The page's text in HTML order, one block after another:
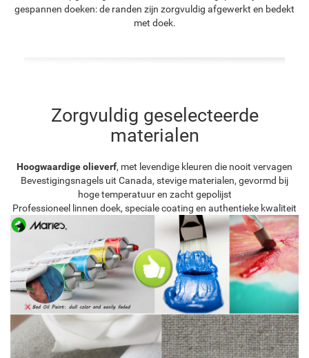
gespannen doeken: de randen zijn zorgvuldig afgewerkt en bedekt
met doek.
Zorgvuldig geselecteerde
materialen
Hoogwaardige olieverf, met levendige kleuren die nooit vervagen
Bevestigingsnagels uit Canada, stevige materialen, gevormd bij
hoge temperatuur en zacht gepolijst
Professioneel linnen doek, speciale coating en authentieke kwaliteit